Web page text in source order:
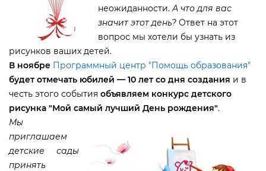
неожиданности.А что для вас
значит этот день? Ответ на этот
опрос мы хотели бы узнать из
рисунков ваших детей.
ноябре Программный центр "Помощь образования"
удет отмечать юбилей — 10 лет со дня создания и
честь этого события объявляем конкурс детского
рисунка "Мой самый лучший День рождения".
Мы
приглашаем
детские сады
принять